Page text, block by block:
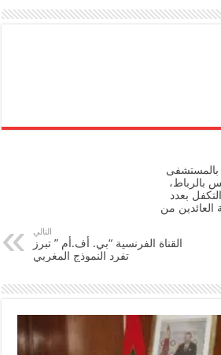
بالرباط،
بعدد
العائدين من
التالي
القناة الفرنسية “بي. أف.أم ” تبرز
تفرد النموذج المغربي